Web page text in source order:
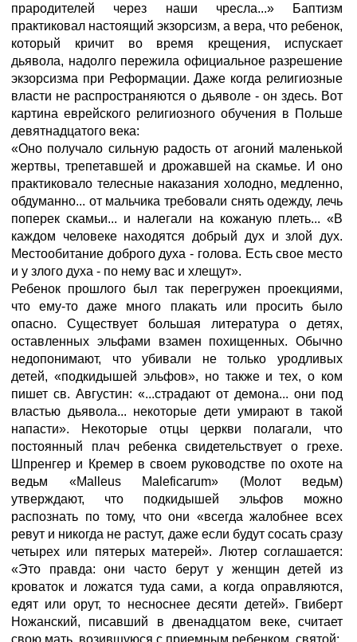
прародителей через наши чресла...» Баптизм
практиковал настоящий экзорсизм, а вера, что ребенок,
который кричит во время крещения, испускает
дьявола, надолго пережила официальное разрешение
экзорсизма при Реформации. Даже когда религиозные
власти не распространяются о дьяволе - он здесь. Вот
картина еврейского религиозного обучения в Польше
девятнадцатого века:
«Оно получало сильную радость от агоний маленькой
жертвы, трепетавшей и дрожавшей на скамье. И оно
практиковало телесные наказания холодно, медленно,
обдуманно... от мальчика требовали снять одежду, лечь
поперек скамьи... и налегали на кожаную плеть... «В
каждом человеке находятся добрый дух и злой дух.
Местообитание доброго духа - голова. Есть свое место
и у злого духа - по нему вас и хлещут».
Ребенок прошлого был так перегружен проекциями,
что ему-то даже много плакать или просить было
опасно. Существует большая литература о детях,
оставленных эльфами взамен похищенных. Обычно
недопонимают, что убивали не только уродливых
детей, «подкидышей эльфов», но также и тех, о ком
пишет св. Августин: «...страдают от демона... они под
властью дьявола... некоторые дети умирают в такой
напасти». Некоторые отцы церкви полагали, что
постоянный плач ребенка свидетельствует о грехе.
Шпренгер и Кремер в своем руководстве по охоте на
ведьм «Malleus Maleficarum» (Молот ведьм)
утверждают, что подкидышей эльфов можно
распознать по тому, что они «всегда жалобнее всех
ревут и никогда не растут, даже если будут сосать сразу
четырех или пятерых матерей». Лютер соглашается:
«Это правда: они часто берут у женщин детей из
кроваток и ложатся туда сами, а когда оправляются,
едят или орут, то несноснее десяти детей». Гвиберт
Ножанский, писавший в двенадцатом веке, считает
свою мать, возившуюся с приемным ребенком, святой: